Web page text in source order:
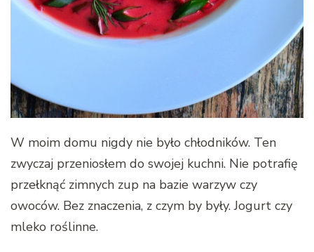
W moim domu nigdy nie było chłodników. Ten
zwyczaj przeniosłem do swojej kuchni. Nie potrafię
przełknąć zimnych zup na bazie warzyw czy
owoców. Bez znaczenia, z czym by były. Jogurt czy
mleko roślinne.